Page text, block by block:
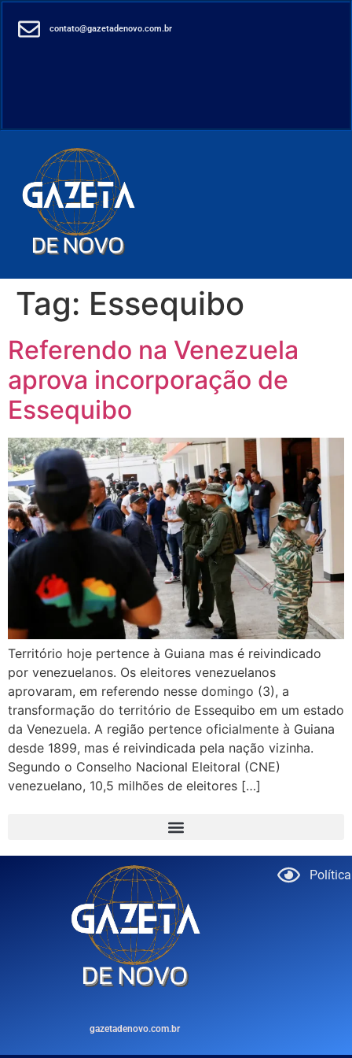
contato@gazetadenovo.com.br
Tag: Essequibo
Referendo na Venezuela
aprova incorporação de
Essequibo
Território hoje pertence à Guiana mas é reivindicado
por venezuelanos. Os eleitores venezuelanos
aprovaram, em referendo nesse domingo (3), a
transformação do território de Essequibo em um estado
da Venezuela. A região pertence oficialmente à Guiana
desde 1899, mas é reivindicada pela nação vizinha.
Segundo o Conselho Nacional Eleitoral (CNE)
venezuelano, 10,5 milhões de eleitores […]
gazetadenovo.com.br